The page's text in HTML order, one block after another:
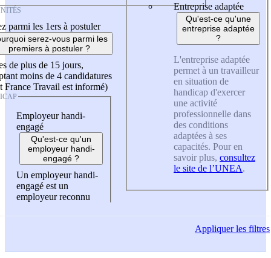
parmi les 1ers à postuler
serez-vous parmi les
premiers à postuler ?
de plus de 15 jours,
moins de 4 candidatures
France Travail est informé)
Employeur handi-
engagé
Qu'est-ce qu'un
employeur handi-
engagé ?
Un employeur handi-
engagé est un
employeur reconnu
Entreprise adaptée
Qu'est-ce qu'une
entreprise adaptée
?
L'entreprise adaptée
permet à un travailleur
en situation de
handicap d'exercer
une activité
professionnelle dans
des conditions
adaptées à ses
capacités. Pour en
savoir plus, consultez
le site de l’UNEA.
Appliquerles filtres